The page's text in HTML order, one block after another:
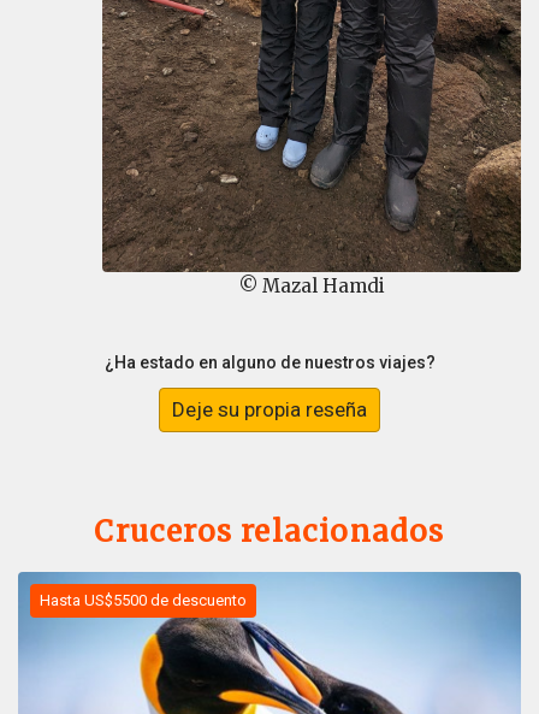
© Mazal Hamdi
¿Ha estado en alguno de nuestros viajes?
Deje su propia reseña
Cruceros relacionados
Hasta US$5500 de descuento